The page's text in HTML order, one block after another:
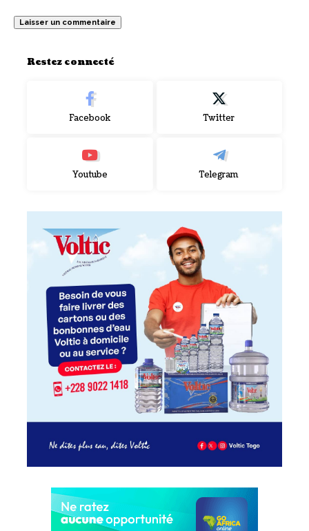
Restez connecté
Facebook Twitter
Youtube Telegram